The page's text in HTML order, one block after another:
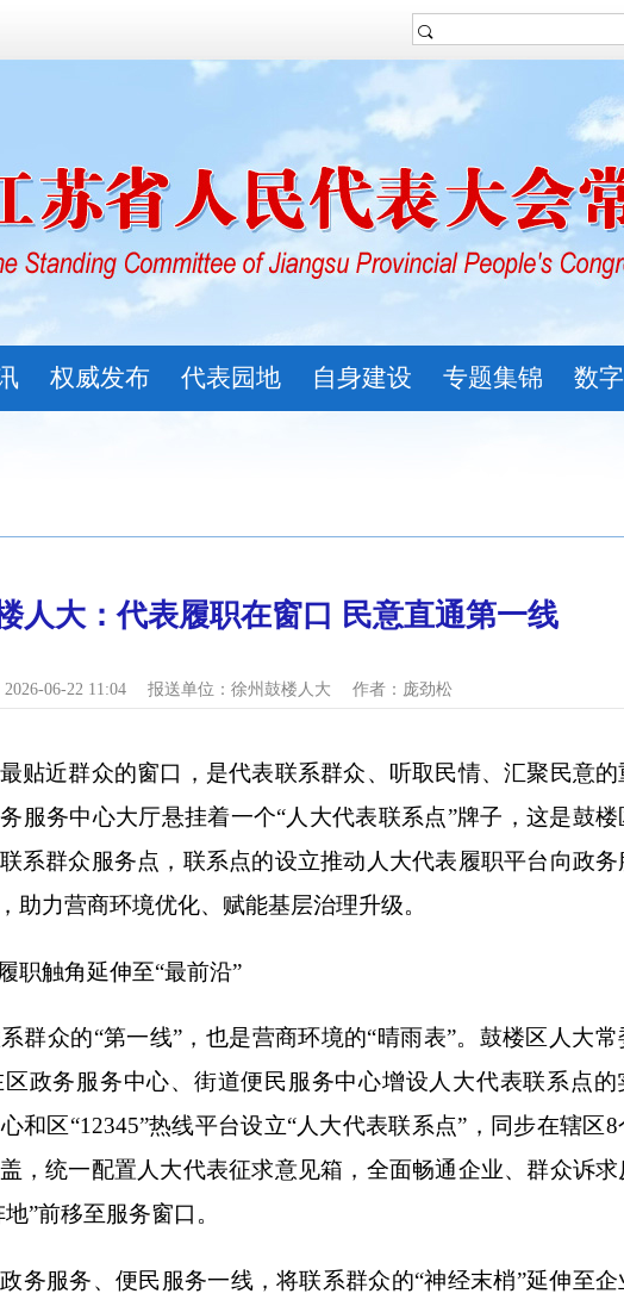
权威发布 代表园地 自身建设 专题集锦 数
人大：代表履职在窗口 民意直通第一线
2026-06-22 11:04 报送单位： 徐州鼓楼人大 作者：庞劲松
近群众的窗口，是代表联系群众、听取民情、汇聚民意的
服务中心大厅悬挂着一个“人大代表联系点”牌子，这是鼓楼
系群众服务点，联系点的设立推动人大代表履职平台向政务
助力营商环境优化、赋能基层治理升级。
触角延伸至“最前沿”
众的“第一线”，也是营商环境的“晴雨表”。鼓楼区人大常
政务服务中心、街道便民服务中心增设人大代表联系点的
和区“12345”热线平台设立“人大代表联系点”，同步在辖区8
，统一配置人大代表征求意见箱，全面畅通企业、群众诉求
”前移至服务窗口。
服务、便民服务一线，将联系群众的“神经末梢”延伸至企